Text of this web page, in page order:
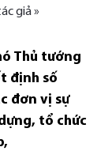
giả »
Thủ tướng
định số
đơn vị sự
tổ chức